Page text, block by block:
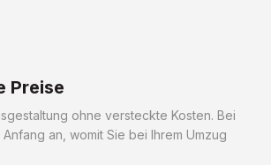
Preise
ohne versteckte Kosten. Bei
an, womit Sie bei Ihrem Umzug